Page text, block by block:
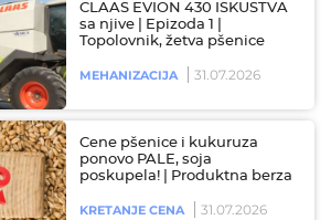
CLAAS EVION 430 ISKUSTVA
sa njive | Epizoda 1 |
Topolovnik, žetva pšenice
MEHANIZACIJA 31.07.2026
Cene pšenice i kukuruza
ponovo PALE, soja
poskupela! | Produktna berza
KRETANJE CENA 31.07.2026